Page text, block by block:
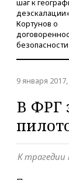
шаг к
Кортунов о
9 января 2017,
В ФРГ
К